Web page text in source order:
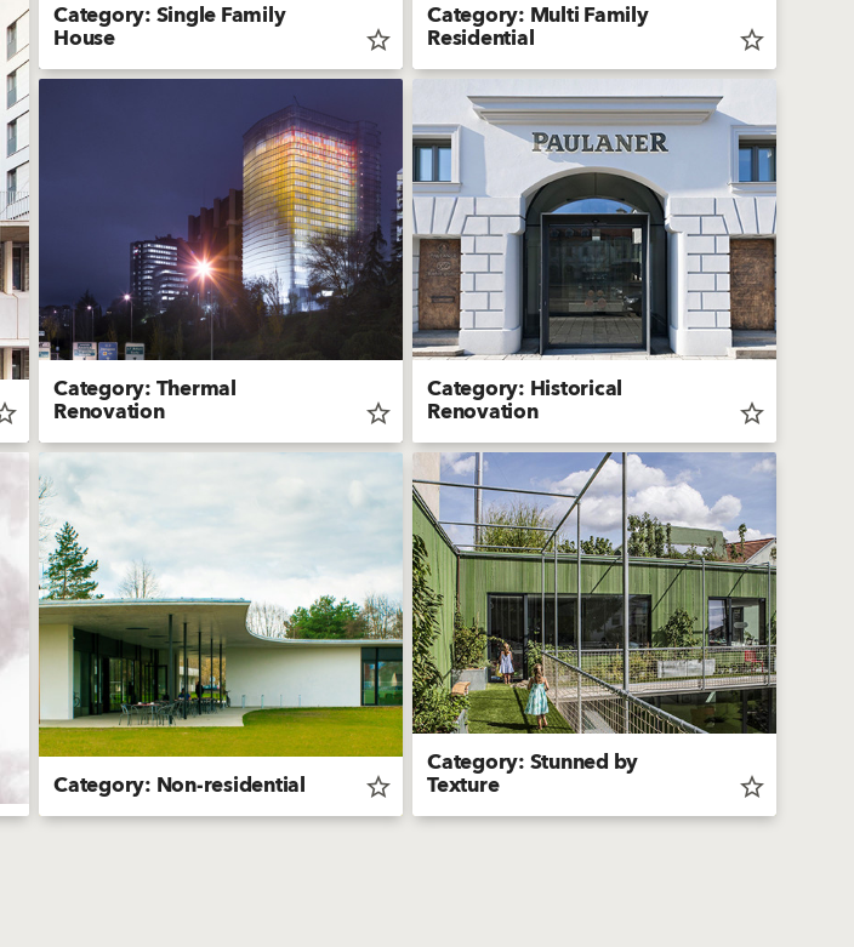
Category: Single Family
House star_border
Category: Multi Family
Residential star_border
Category: Thermal
Renovation star_border
Category: Historical
Renovation star_border
Category: Non-residential star_border
Category: Stunned by
Texture star_border